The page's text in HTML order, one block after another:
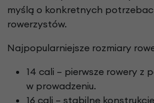
myślą o konkretnych
rowerzystów.
Najpopularniejsze rozmiary
14 cali – pierwsze rowery z
w prowadzeniu.
16 cali – stabilne